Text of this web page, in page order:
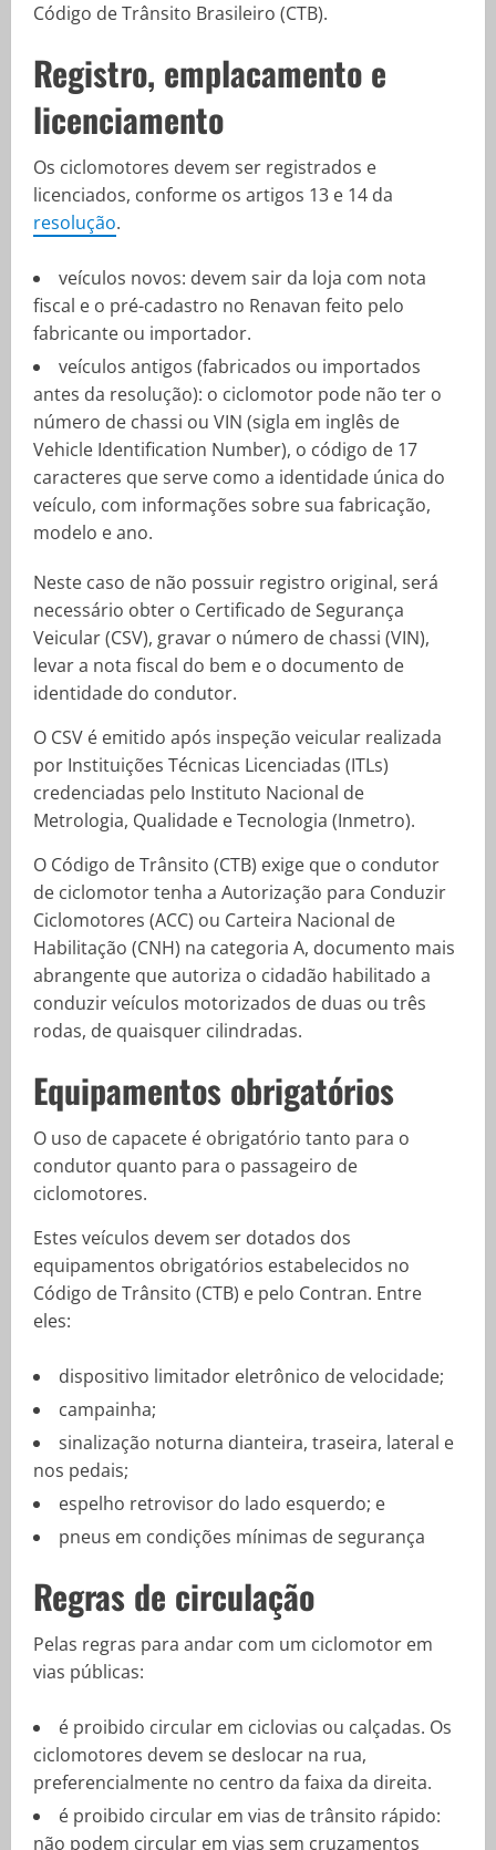
Código de Trânsito Brasileiro (CTB).
Registro, emplacamento e
licenciamento
Os ciclomotores devem ser registrados e
licenciados, conforme os artigos 13 e 14 da
resolução.
veículos novos: devem sair da loja com nota
fiscal e o pré-cadastro no Renavan feito pelo
fabricante ou importador.
veículos antigos (fabricados ou importados
antes da resolução): o ciclomotor pode não ter o
número de chassi ou VIN (sigla em inglês de
Vehicle Identification Number), o código de 17
caracteres que serve como a identidade única do
veículo, com informações sobre sua fabricação,
modelo e ano.
Neste caso de não possuir registro original, será
necessário obter o Certificado de Segurança
Veicular (CSV), gravar o número de chassi (VIN),
levar a nota fiscal do bem e o documento de
identidade do condutor.
O CSV é emitido após inspeção veicular realizada
por Instituições Técnicas Licenciadas (ITLs)
credenciadas pelo Instituto Nacional de
Metrologia, Qualidade e Tecnologia (Inmetro).
O Código de Trânsito (CTB) exige que o condutor
de ciclomotor tenha a Autorização para Conduzir
Ciclomotores (ACC) ou Carteira Nacional de
Habilitação (CNH) na categoria A, documento mais
abrangente que autoriza o cidadão habilitado a
conduzir veículos motorizados de duas ou três
rodas, de quaisquer cilindradas.
Equipamentos obrigatórios
O uso de capacete é obrigatório tanto para o
condutor quanto para o passageiro de
ciclomotores.
Estes veículos devem ser dotados dos
equipamentos obrigatórios estabelecidos no
Código de Trânsito (CTB) e pelo Contran. Entre
eles:
dispositivo limitador eletrônico de velocidade;
campainha;
sinalização noturna dianteira, traseira, lateral e
nos pedais;
espelho retrovisor do lado esquerdo; e
pneus em condições mínimas de segurança
Regras de circulação
Pelas regras para andar com um ciclomotor em
vias públicas:
é proibido circular em ciclovias ou calçadas. Os
ciclomotores devem se deslocar na rua,
preferencialmente no centro da faixa da direita.
é proibido circular em vias de trânsito rápido:
não podem circular em vias sem cruzamentos